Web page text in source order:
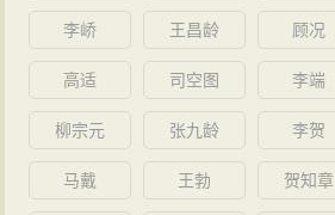
李峤 王昌龄 顾况
高适 司空图 李端
柳宗元 张九龄 李贺
马戴 王勃 贺知章